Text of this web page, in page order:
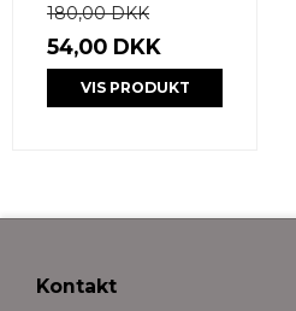
180,00 DKK
54,00 DKK
VIS PRODUKT
Kontakt